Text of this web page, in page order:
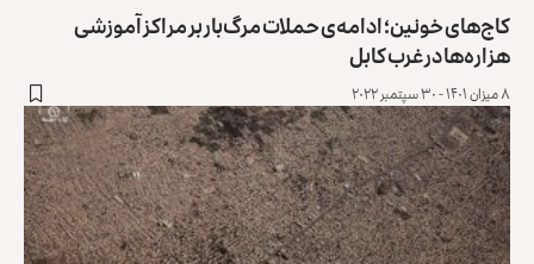
کاج‌های خونین؛ ادامه‌ی حملات مرگ‌بار بر مراکز آموزشی
هزاره‌ها در غرب کابل
۸ میزان ۱۴۰۱ - ۳۰ سپتمبر ۲۰۲۲